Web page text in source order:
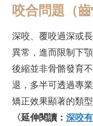
咬合問題（齒
深咬、覆咬過深或
異常，進而限制下
後縮並非骨骼發育
退，多半可透過專
矯正效果顯著的類型
〈延伸閱讀： 深咬